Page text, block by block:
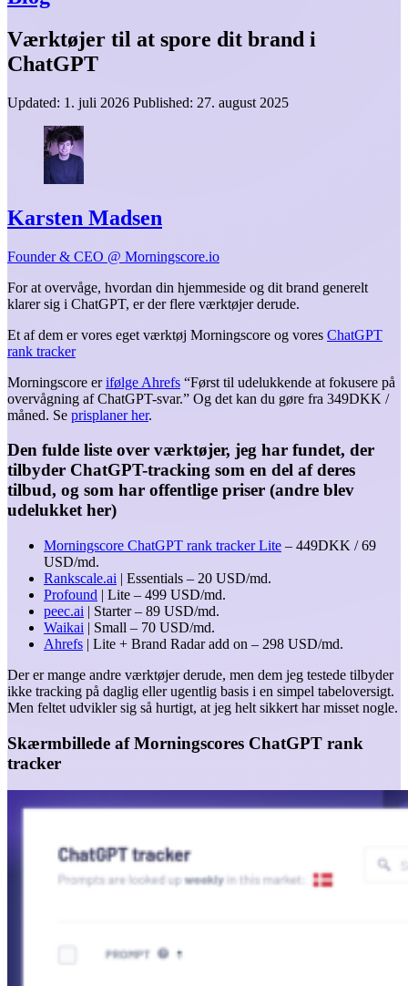
Værktøjer til at spore dit brand i
ChatGPT
Updated: 1. juli 2026 Published: 27. august 2025
Karsten Madsen
Founder & CEO @ Morningscore.io
For at overvåge, hvordan din hjemmeside og dit brand generelt
klarer sig i ChatGPT, er der flere værktøjer derude.
Et af dem er vores eget værktøj Morningscore og vores ChatGPT
rank tracker
Morningscore erifølge Ahrefs “Først til udelukkende at fokusere på
overvågning af ChatGPT-svar.” Og det kan du gøre fra 349DKK /
måned. Se prisplaner her.
Den fulde liste over værktøjer, jeg har fundet, der
tilbyder ChatGPT-tracking som en del af deres
tilbud, og som har offentlige priser (andre blev
udelukket her)
Morningscore ChatGPT rank tracker Lite – 449DKK / 69
USD/md.
Rankscale.ai | Essentials – 20 USD/md.
Profound | Lite – 499 USD/md.
peec.ai | Starter – 89 USD/md.
Waikai | Small – 70 USD/md.
Ahrefs | Lite + Brand Radar add on – 298 USD/md.
Der er mange andre værktøjer derude, men dem jeg testede tilbyder
ikke tracking på daglig eller ugentlig basis i en simpel tabeloversigt.
Men feltet udvikler sig så hurtigt, at jeg helt sikkert har misset nogle.
Skærmbillede af Morningscores ChatGPT rank
tracker